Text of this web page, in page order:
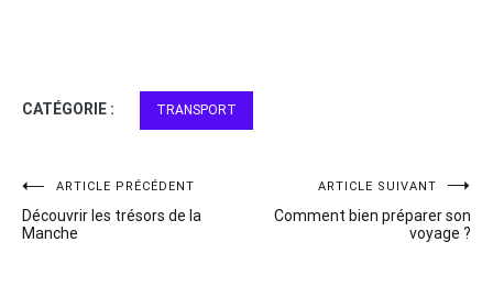
CATÉGORIE : TRANSPORT
Navigation
de
ARTICLE PRÉCÉDENT
Découvrir les trésors de la
Manche
ARTICLE SUIVANT
Comment bien préparer son
voyage ?